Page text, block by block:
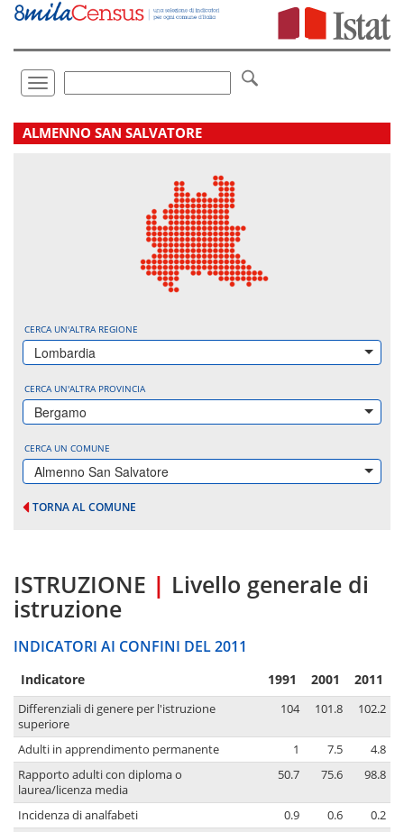
Vai
direttamente
Toggle
navigation
.
ALMENNO SAN SALVATORE
CERCA UN'ALTRA REGIONE
Lombardia
CERCA UN'ALTRA PROVINCIA
Bergamo
CERCA UN COMUNE
Almenno San Salvatore
TORNA AL COMUNE
ISTRUZIONE | Livello generale di
istruzione
INDICATORI AI CONFINI DEL 2011
Indicatore 1991 2001 2011
Differenziali di genere per l'istruzione
superiore
104 101.8 102.2
Adulti in apprendimento permanente 1 7.5
4.8
Rapporto adulti con diploma o
laurea/licenza media
50.7 75.6 98.8
Incidenza di analfabeti 0.9 0.6
0.2